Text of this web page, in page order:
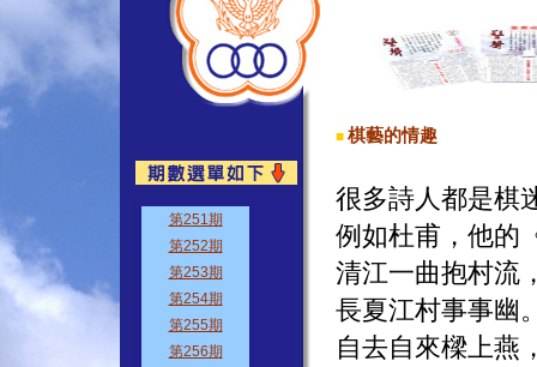
■ 棋藝的情趣
很多詩人都是棋
例如杜甫，他的
清江一曲抱村流
長夏江村事事幽
自去自來樑上燕